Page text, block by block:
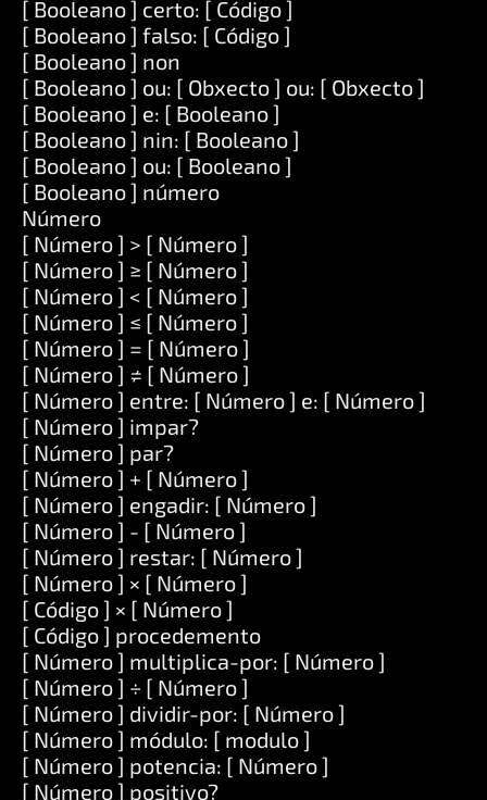
[ Booleano ] certo: [ Código ]
[ Booleano ] falso: [ Código ]
[ Booleano ] non
[ Booleano ] ou: [ Obxecto ] ou: [ Obxecto ]
[ Booleano ] e: [ Booleano ]
[ Booleano ] nin: [ Booleano ]
[ Booleano ] ou: [ Booleano ]
[ Booleano ] número
Número
[ Número ] > [ Número ]
[ Número ] ≥ [ Número ]
[ Número ] < [ Número ]
[ Número ] ≤ [ Número ]
[ Número ] = [ Número ]
[ Número ] ≠ [ Número ]
[ Número ] entre: [ Número ] e: [ Número ]
[ Número ] impar?
[ Número ] par?
[ Número ] + [ Número ]
[ Número ] engadir: [ Número ]
[ Número ] - [ Número ]
[ Número ] restar: [ Número ]
[ Número ] × [ Número ]
[ Código ] × [ Número ]
[ Código ] procedemento
[ Número ] multiplica-por: [ Número ]
[ Número ] ÷ [ Número ]
[ Número ] dividir-por: [ Número ]
[ Número ] módulo: [ modulo ]
[ Número ] potencia: [ Número ]
[ Número ] positivo?